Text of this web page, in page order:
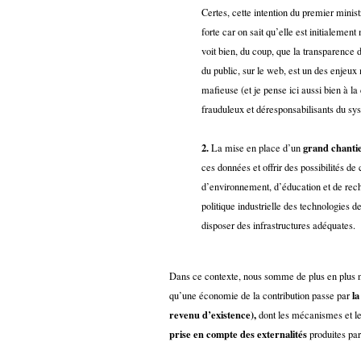
Certes, cette intention du premier
forte car on sait qu’elle est
voit bien, du coup, que la transparence
du public, sur le web, est un des
mafieuse (et je pense ici aussi bien à
frauduleux et déresponsabilisants du
2.La mise en place d’ungrand
ces données et offrir des possibilités
d’environnement, d’éducation et de
politique industrielle des technologies
disposer des infrastructures adéquates.
Dans ce contexte, nous somme de plus en
qu’une économie de la contribution passe par
revenu d’existence),dont les mécanismes et
prise en compte des externalitésproduites